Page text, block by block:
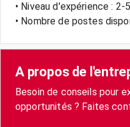
• Niveau d'expérience : 2-
• Nombre de postes
A propos de
Besoin de conseils pour
opportunités ? Faites